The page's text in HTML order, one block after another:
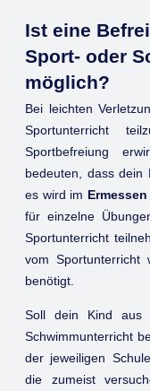
Ist eine
Sport- oder
möglich?
Bei leichten
Sportunterricht
Sportbefreiung
bedeuten, dass dein
es wird im
für einzelne
Sportunterricht
vom Sportunterricht
benötigt.
Soll dein Kind aus
Schwimmunterricht
der jeweiligen
die zumeist